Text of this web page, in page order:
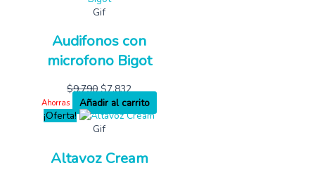
Gif
Audifonos con
microfono Bigot
$9,790 $7,832
Ahorras
Añadir al carrito
¡Oferta!
Gif
Altavoz Cream